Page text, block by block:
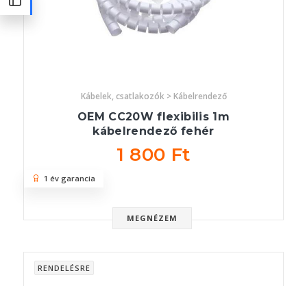
Kábelek, csatlakozók > Kábelrendező
OEM CC20W flexibilis 1m
kábelrendező fehér
1 800 Ft
MEGNÉZEM
1 év garancia
RENDELÉSRE